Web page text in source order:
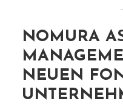
NOMURA
NEUEN